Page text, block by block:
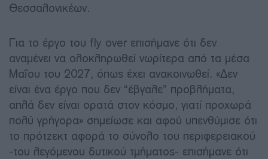
Θεσσαλονικέων.
Για το έργο του fly over επισήμανε ότι δεν
αναμένει να ολοκληρωθεί νωρίτερα από τα μέσα
Μαΐου του 2027, όπως έχει ανακοινωθεί. «Δεν
είναι ένα έργο που δεν “έβγαλε” προβλήματα,
απλά δεν είναι ορατά στον κόσμο, γιατί προχωρά
πολύ γρήγορα» σημείωσε και αφού υπενθύμισε ότι
το πρότζεκτ αφορά το σύνολο του περιφερειακού
-του λεγόμενου δυτικού τμήματος- επισήμανε ότι